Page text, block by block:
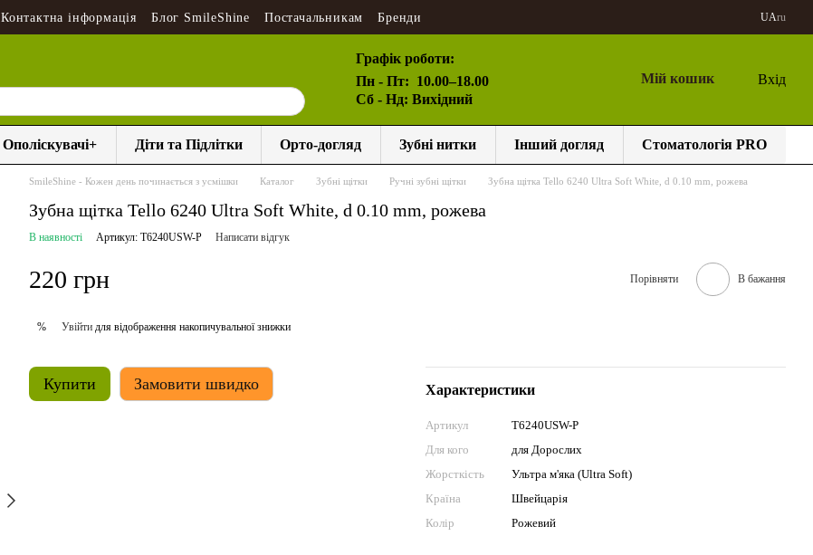
Контактна інформація Блог SmileShine Постачальникам Бренди UAru
Графік роботи:
Пн - Пт: 10.00–18.00
Сб - Нд: Вихідний
Мій кошик Вхід
Ополіскувачі+ Діти та Підлітки Орто-догляд Зубні нитки Інший догляд Стоматологія PRO
SmileShine - Кожен день починається з усмішки Каталог Зубні щітки Ручні зубні щітки Зубна щітка Tello 6240 Ultra Soft White, d 0.10 mm, рожева
Зубна щітка Tello 6240 Ultra Soft White, d 0.10 mm, рожева
В наявності Артикул: T6240USW-P Написати відгук
220 грн Порівняти В бажання
% Увійти для відображення накопичувальної знижки
Купити Замовити швидко Характеристики
Артикул
T6240USW-P
Для кого
для Дорослих
Жорсткість
Ультра м'яка (Ultra Soft)
Країна
Швейцарія
Колір
Рожевий